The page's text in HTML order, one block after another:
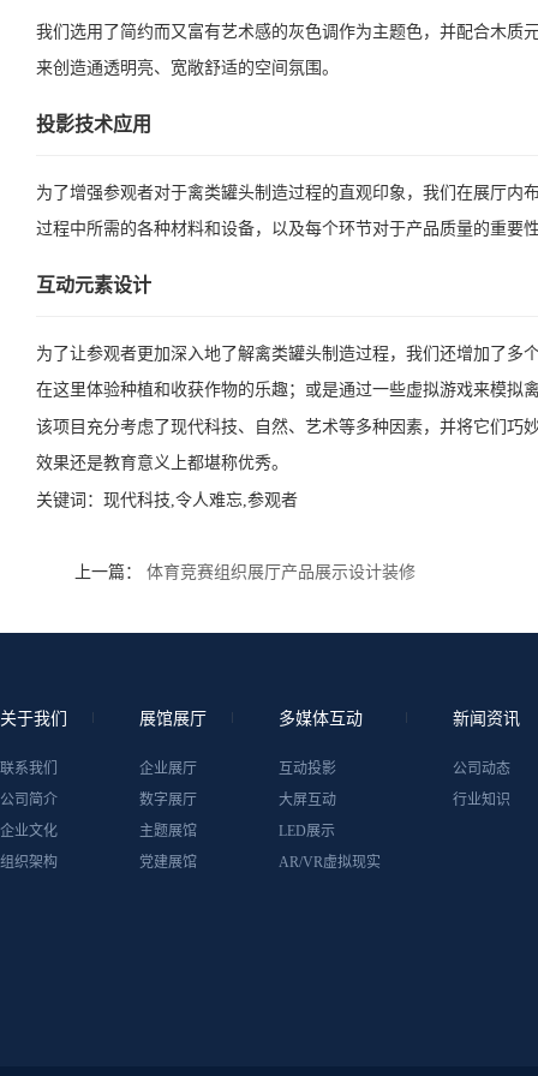
我们选用了简约而又富有艺术感的灰色调作为主题色，并配合木
来创造通透明亮、宽敞舒适的空间氛围。
投影技术应用
为了增强参观者对于禽类罐头制造过程的直观印象，我们在展厅
过程中所需的各种材料和设备，以及每个环节对于产品质量的重要
互动元素设计
为了让参观者更加深入地了解禽类罐头制造过程，我们还增加了
在这里体验种植和收获作物的乐趣；或是通过一些虚拟游戏来模拟
该项目充分考虑了现代科技、自然、艺术等多种因素，并将它们
效果还是教育意义上都堪称优秀。
关键词： 现代科技,令人难忘,参观者
上一篇： 体育竞赛组织展厅产品展示设计装修
关于我们
联系我们
公司简介
企业文化
组织架构
展馆展厅
企业展厅
数字展厅
主题展馆
党建展馆
多媒体互动
互动投影
大屏互动
LED展示
AR/VR虚拟现实
新闻资讯
公司动态
行业知识